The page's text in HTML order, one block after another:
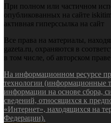
При полном или частичном
опубликованных на сайте
активная гиперссылка на сайт
Все права на материалы,
gazeta.ru, охраняются в
в том числе, об авторском
На информационном ресурсе
технологии (информационные
информации на основе сбора,
сведений, относящихся к
«Интернет», находящихся на
Федерации).